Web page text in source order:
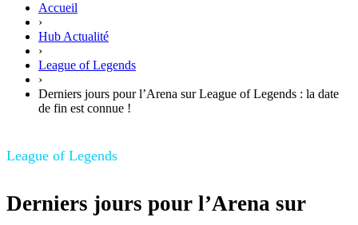
Accueil
›
Hub Actualité
›
League of Legends
›
Derniers jours pour l’Arena sur League of Legends : la date
de fin est connue !
League of Legends
Derniers jours pour l’Arena sur